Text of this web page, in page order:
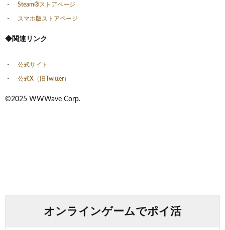
Steam®ストアページ
スマホ版ストアページ
◆関連リンク
公式サイト
公式X（旧Twitter）
©2025 WWWave Corp.
オンラインゲームでポイ活